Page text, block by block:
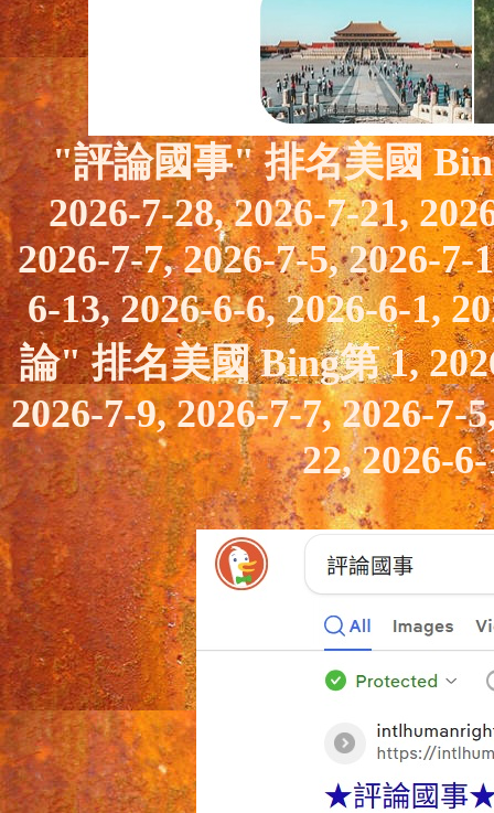
"評論國事" 排名美國
2026-7-28, 2026-7-21,
2026-7-7, 2026-7-5, 2026-7-
6-13, 2026-6-6, 2026-6-1,
論" 排名美國 Bing第 1,
2026-7-9, 2026-7-7, 2026-7-
22, 2026-